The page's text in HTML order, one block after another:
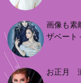
画像も
ザベート
お正月